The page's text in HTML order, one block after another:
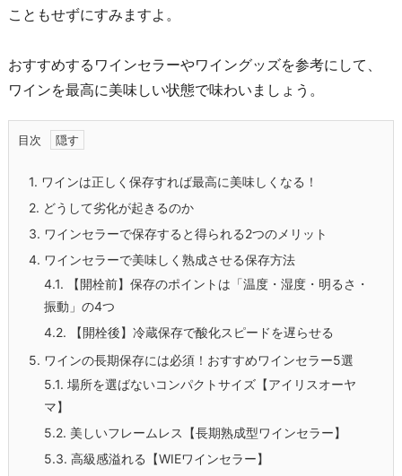
こともせずにすみますよ。
おすすめするワインセラーやワイングッズを参考にして、
ワインを最高に美味しい状態で味わいましょう。
目次
1. ワインは正しく保存すれば最高に美味しくなる！
2. どうして劣化が起きるのか
3. ワインセラーで保存すると得られる2つのメリット
4. ワインセラーで美味しく熟成させる保存方法
4.1. 【開栓前】保存のポイントは「温度・湿度・明るさ・
振動」の4つ
4.2. 【開栓後】冷蔵保存で酸化スピードを遅らせる
5. ワインの長期保存には必須！おすすめワインセラー5選
5.1. 場所を選ばないコンパクトサイズ【アイリスオーヤ
マ】
5.2. 美しいフレームレス【長期熟成型ワインセラー】
5.3. 高級感溢れる【WIEワインセラー】